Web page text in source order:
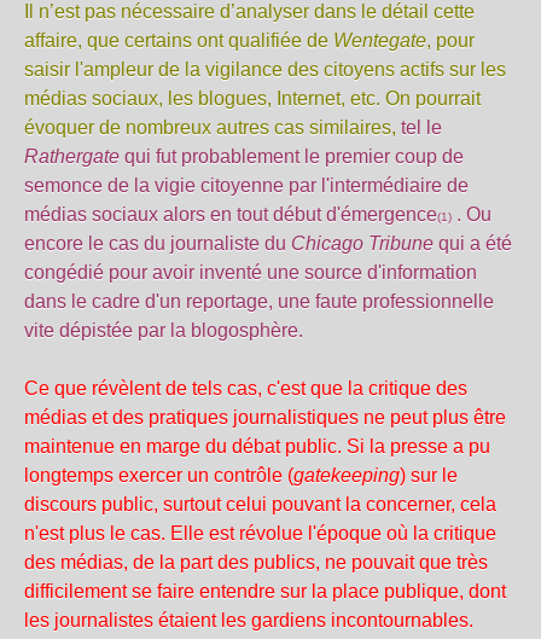
Il n’est pas nécessaire d’analyser dans le détail cette
affaire, que certains ont qualifiée de Wentegate, pour
saisir l'ampleur de la vigilance des citoyens actifs sur les
médias sociaux, les blogues, Internet, etc. On pourrait
évoquer de nombreux autres cas similaires, tel le
Rathergate qui fut probablement le premier coup de
semonce de la vigie citoyenne par l'intermédiaire de
médias sociaux alors en tout début d'émergence(1) . Ou
encore le cas du journaliste du Chicago Tribune qui a été
congédié pour avoir inventé une source d'information
dans le cadre d'un reportage, une faute professionnelle
vite dépistée par la blogosphère.
Ce que révèlent de tels cas, c'est que la critique des
médias et des pratiques journalistiques ne peut plus être
maintenue en marge du débat public. Si la presse a pu
longtemps exercer un contrôle (gatekeeping) sur le
discours public, surtout celui pouvant la concerner, cela
n'est plus le cas. Elle est révolue l'époque où la critique
des médias, de la part des publics, ne pouvait que très
difficilement se faire entendre sur la place publique, dont
les journalistes étaient les gardiens incontournables.